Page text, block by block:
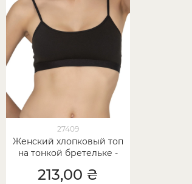
27409
Женский хлопковый топ
на тонкой бретельке -
213,00 ₴